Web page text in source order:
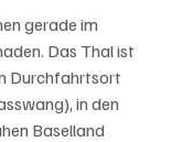
gerade im
Das Thal ist
Durchfahrtsort
in den
Baselland